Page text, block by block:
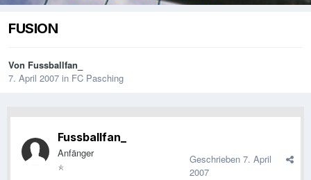
FUSION
Von Fussballfan_
7. April 2007 in FC Pasching
Fussballfan_
Anfänger Geschrieben 7. April
2007